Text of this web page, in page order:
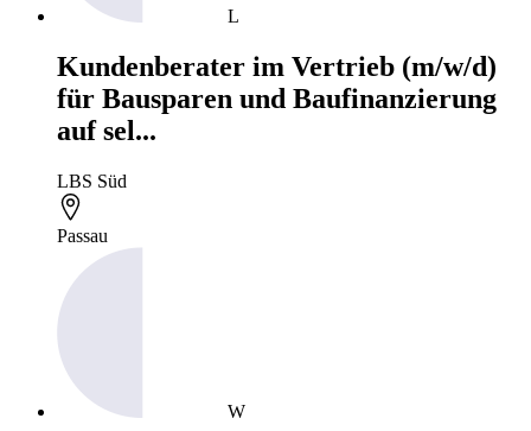
L
Kundenberater im Vertrieb (m/w/d)
für Bausparen und Baufinanzierung
auf sel...
LBS Süd
Passau
W